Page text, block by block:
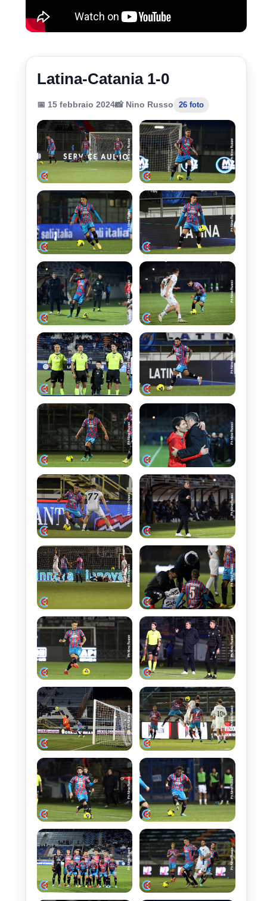
Latina-Catania 1-0
📅 15 febbraio 2024📸 Nino Russo 26 foto